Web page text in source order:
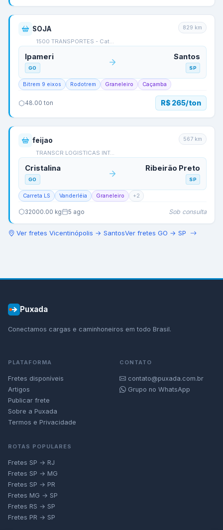
SOJA
1500 TRANSPORTES - Cat…
829 km
Ipameri
GO
Santos
SP
Bitrem 9 eixos Rodotrem Graneleiro Caçamba
48.00 ton R$ 265/ton
feijao
TRANSCR LOGISTICAS INT…
567 km
Cristalina
GO
Ribeirão Preto
SP
Carreta LS Vanderléia Graneleiro +2
32000.00 kg 5 ago Sob consulta
Ver fretes Vicentinópolis → SantosVer fretes GO → SP
Puxada
Conectamos cargas e caminhoneiros em todo Brasil.
PLATAFORMA
Fretes disponíveis
Artigos
Publicar frete
Sobre a Puxada
Termos e Privacidade
CONTATO
contato@puxada.com.br
Grupo no WhatsApp
ROTAS POPULARES
Fretes SP → RJ
Fretes SP → MG
Fretes SP → PR
Fretes MG → SP
Fretes RS → SP
Fretes PR → SP